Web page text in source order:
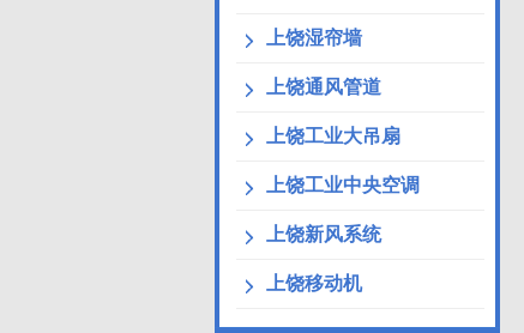
上饶湿帘墙
上饶通风管道
上饶工业大吊扇
上饶工业中央空调
上饶新风系统
上饶移动机